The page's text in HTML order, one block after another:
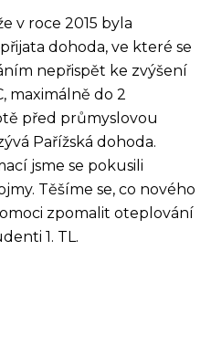
v roce 2015 byla
dohoda, ve které se
nepřispět ke zvýšení
maximálně do 2
před průmyslovou
Pařížská dohoda.
jsme se pokusili
Těšíme se, co nového
zpomalit oteplování
1. TL.